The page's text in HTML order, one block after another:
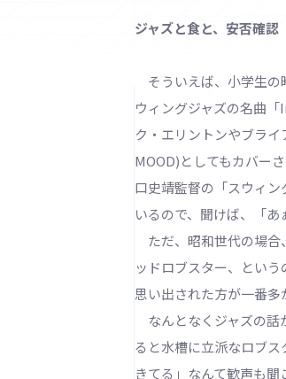
ジャズと食と、安否確認
そういえば、小学生の
ウィングジャズの名曲
ク・エリントンやブラ
MOOD)としてもカバー
口史靖監督の「スウィ
いるので、聞けば、「あ
ただ、昭和世代の場合
ッドロブスター、とい
思い出された方が一番多
なんとなくジャズの話
ると水槽に立派なロブ
きてる」なんて歓声も